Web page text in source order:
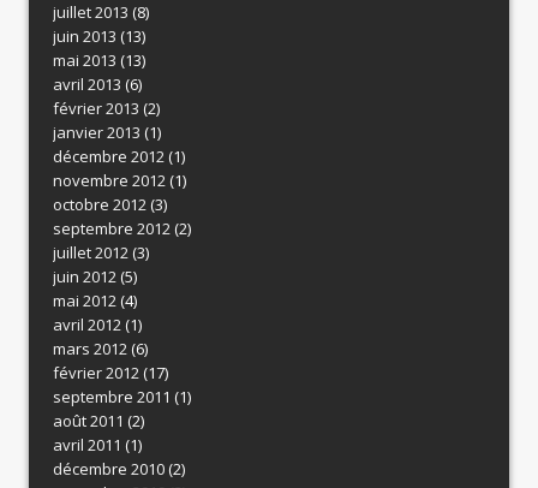
juillet 2013 (8)
juin 2013 (13)
mai 2013 (13)
avril 2013 (6)
février 2013 (2)
janvier 2013 (1)
décembre 2012(1)
novembre 2012(1)
octobre 2012(3)
septembre 2012(2)
juillet 2012(3)
juin 2012(5)
mai 2012(4)
avril 2012(1)
mars 2012(6)
février 2012(17)
septembre 2011 (1)
août 2011 (2)
avril 2011 (1)
décembre 2010(2)